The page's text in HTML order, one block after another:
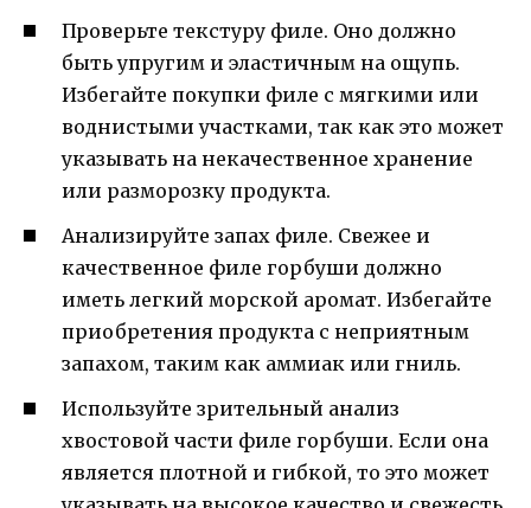
Проверьте текстуру филе. Оно должно
быть упругим и эластичным на ощупь.
Избегайте покупки филе с мягкими или
воднистыми участками, так как это может
указывать на некачественное хранение
или разморозку продукта.
Анализируйте запах филе. Свежее и
качественное филе горбуши должно
иметь легкий морской аромат. Избегайте
приобретения продукта с неприятным
запахом, таким как аммиак или гниль.
Используйте зрительный анализ
хвостовой части филе горбуши. Если она
является плотной и гибкой, то это может